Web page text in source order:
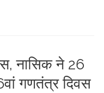
नासिक ने 26
गणतंत्र दिवस